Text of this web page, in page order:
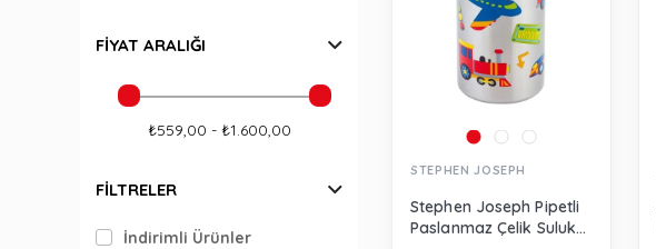
FIYAT ARALIĞI
₺559,00 - ₺1.600,00
FILTRELER
İndirimli Ürünler
STEPHEN JOSEPH
Stephen Joseph Pipetli
Paslanmaz Çelik Suluk